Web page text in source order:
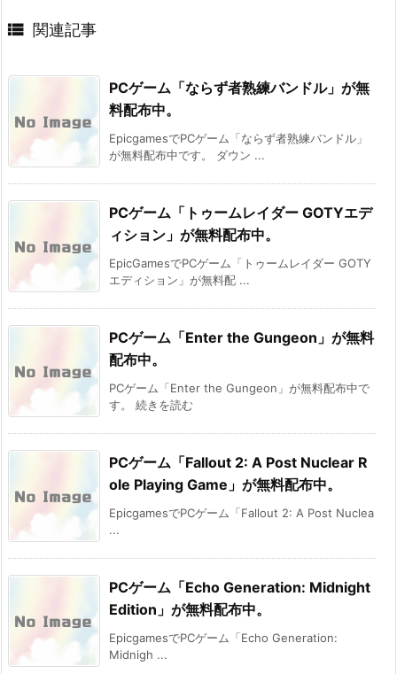
 関連記事
PCゲーム「ならず者熟練バンドル」が無
料配布中。
EpicgamesでPCゲーム「ならず者熟練バンドル」
が無料配布中です。 ダウン ...
PCゲーム「トゥームレイダー GOTYエデ
ィション」が無料配布中。
EpicGamesでPCゲーム「トゥームレイダー GOTY
エディション」が無料配 ...
PCゲーム「Enter the Gungeon」が無料
配布中。
PCゲーム「Enter the Gungeon」が無料配布中で
す。 続きを読む
PCゲーム「Fallout 2: A Post Nuclear R
ole Playing Game」が無料配布中。
EpicgamesでPCゲーム「Fallout 2: A Post Nuclea
...
PCゲーム「Echo Generation: Midnight
Edition」が無料配布中。
EpicgamesでPCゲーム「Echo Generation:
Midnigh ...